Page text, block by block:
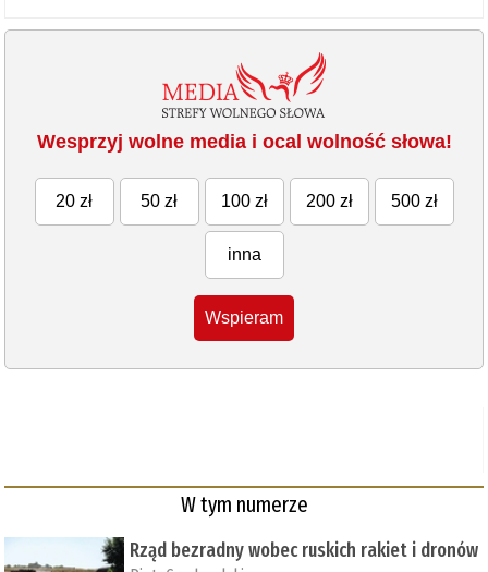
Wesprzyj wolne media i ocal wolność słowa!
20 zł 50 zł 100 zł 200 zł 500 zł
inna
Wspieram
W tym numerze
Rząd bezradny wobec ruskich rakiet i dronów